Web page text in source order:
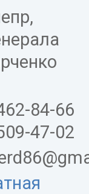
84-66
47-02